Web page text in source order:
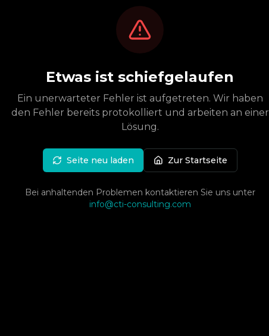
Etwas ist schiefgelaufen
Ein unerwarteter Fehler ist aufgetreten. Wir haben
den Fehler bereits protokolliert und arbeiten an einer
Lösung.
Seite neu laden Zur Startseite
Bei anhaltenden Problemen kontaktieren Sie uns unter
info@cti-consulting.com